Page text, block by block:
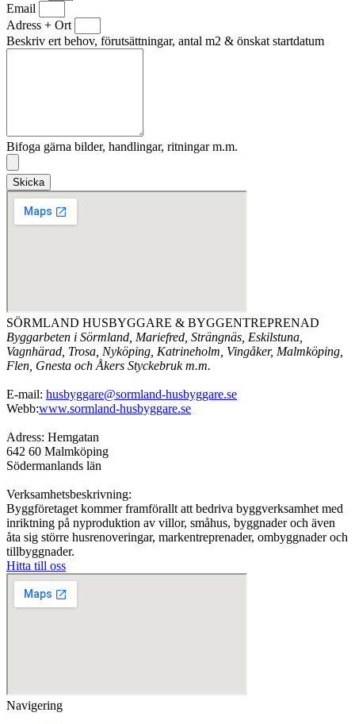
Email
Adress + Ort
Beskriv ert behov, förutsättningar, antal m2 & önskat startdatum
Bifoga gärna bilder, handlingar, ritningar m.m.
Skicka
SÖRMLAND HUSBYGGARE & BYGGENTREPRENAD
Byggarbeten i Sörmland, Mariefred, Strängnäs, Eskilstuna,
Vagnhärad, Trosa, Nyköping, Katrineholm, Vingåker, Malmköping,
Flen, Gnesta och Åkers Styckebruk m.m.
E-mail: husbyggare@sormland-husbyggare.se
Webb:www.sormland-husbyggare.se
Adress: Hemgatan
642 60 Malmköping
Södermanlands län
Verksamhetsbeskrivning:
Byggföretaget kommer framförallt att bedriva byggverksamhet med
inriktning på nyproduktion av villor, småhus, byggnader och även
åta sig större husrenoveringar, markentreprenader, ombyggnader och
tillbyggnader.
Hitta till oss
Navigering